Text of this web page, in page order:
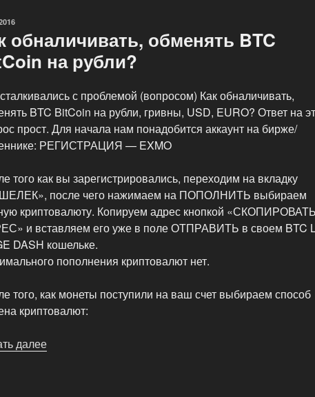
обналичивать, обменять BTC
на рубли?
с проблемой (вопросом) Как обналичивать,
BTC BitCoin на рубли, гривны, USD, EURO? Ответ на
прост. Для начала нам понадобится аккаунт на бирже/
РЕГИСТРАЦИЯ — EXMO
того как вы зарегистрировались, переходим на вкладку
после чего нажимаем на ПОПОЛНИТЬ выбираем
криптовалюту. Копируем адрес кнопкой «СКОПИРОВАТЬ
и вставляем его уже в поле ОТПРАВИТЬ в своем BTC
DASH кошельке.
пополнения криптовалют нет.
того, как монеты поступили на ваш счет выбираем способ
криптовалют:
далее